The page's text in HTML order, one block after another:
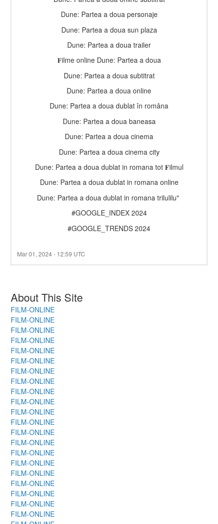
Dune: Partea a doua personaje
Dune: Partea a doua sun plaza
Dune: Partea a doua trailer
𝐅ilme online Dune: Partea a doua
Dune: Partea a doua subtitrat
Dune: Partea a doua online
Dune: Partea a doua dublat în româna
Dune: Partea a doua baneasa
Dune: Partea a doua cinema
Dune: Partea a doua cinema city
Dune: Partea a doua dublat in romana tot 𝐅ilmul
Dune: Partea a doua dublat in romana online
Dune: Partea a doua dublat in romana trilulilu"
#GOOGLE_INDEX 2024
#GOOGLE_TRENDS 2024
Mar01 ,2024- 12:59 UTC
About This Site
FILM-ONLINE
FILM-ONLINE
FILM-ONLINE
FILM-ONLINE
FILM-ONLINE
FILM-ONLINE
FILM-ONLINE
FILM-ONLINE
FILM-ONLINE
FILM-ONLINE
FILM-ONLINE
FILM-ONLINE
FILM-ONLINE
FILM-ONLINE
FILM-ONLINE
FILM-ONLINE
FILM-ONLINE
FILM-ONLINE
FILM-ONLINE
FILM-ONLINE
FILM-ONLINE